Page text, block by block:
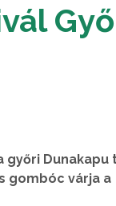
győri Dunakapu
gombóc várja a